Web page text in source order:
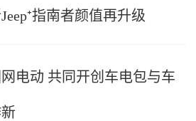
指南者颜值再升级
电动 共同开创车电包与车